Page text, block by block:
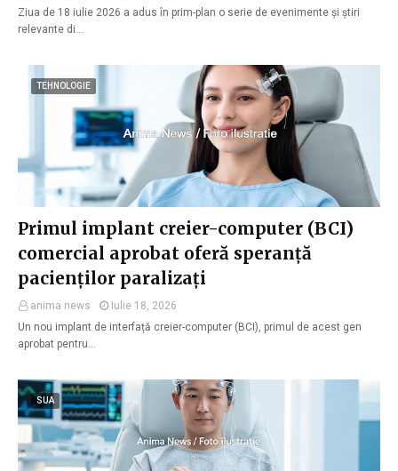
Ziua de 18 iulie 2026 a adus în prim-plan o serie de evenimente și știri
relevante di…
TEHNOLOGIE
Primul implant creier-computer (BCI)
comercial aprobat oferă speranță
pacienților paralizați
anima news
Iulie 18, 2026
Un nou implant de interfață creier-computer (BCI), primul de acest gen
aprobat pentru…
SUA